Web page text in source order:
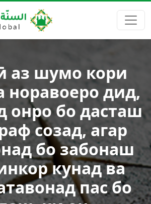
аз шумо кори
норавоеро дид,
онро бо дасташ
созад, агар
бо забонаш
кунад ва
пас бо